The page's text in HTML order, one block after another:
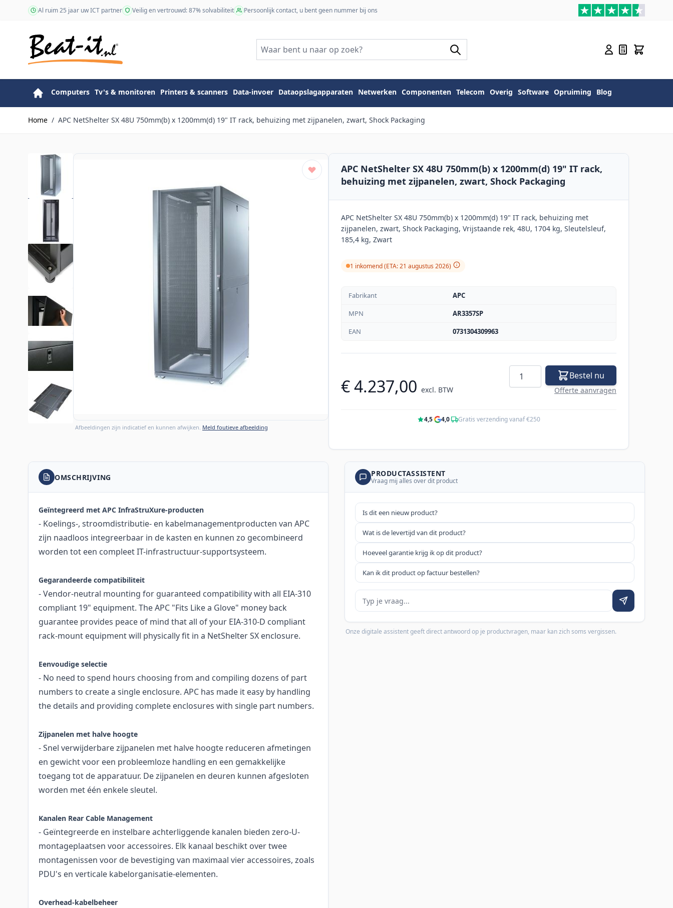
Ga naar de inhoudAl ruim 25 jaar uw ICT partner Veilig en vertrouwd: 87% solvabiliteit Persoonlijk contact, u bent geen nummer bij ons
Computers Tv's & monitoren Printers & scanners Data-invoer Dataopslagapparaten Netwerken Componenten Telecom Overig Software Opruiming Blog
Home / APC NetShelter SX 48U 750mm(b) x 1200mm(d) 19" IT rack, behuizing met zijpanelen, zwart, Shock Packaging
Afbeeldingen zijn indicatief en kunnen afwijken. Meld foutieve afbeelding
APC NetShelter SX 48U 750mm(b) x 1200mm(d) 19" IT rack,
behuizing met zijpanelen, zwart, Shock Packaging
APC NetShelter SX 48U 750mm(b) x 1200mm(d) 19" IT rack, behuizing met
zijpanelen, zwart, Shock Packaging, Vrijstaande rek, 48U, 1704 kg, Sleutelsleuf,
185,4 kg, Zwart
1 inkomend (ETA: 21 augustus 2026)
Fabrikant
APC
MPN
AR3357SP
EAN
0731304309963
€ 4.237,00 excl. BTW
Aantal Bestel nu
Offerte aanvragen
4,5· 4,0· Gratis verzending vanaf €250
OMSCHRIJVING
Geïntegreerd met APC InfraStruXure-producten
- Koelings-, stroomdistributie- en kabelmanagementproducten van APC
zijn naadloos integreerbaar in de kasten en kunnen zo gecombineerd
worden tot een compleet IT-infrastructuur-supportsysteem.
Gegarandeerde compatibiliteit
- Vendor-neutral mounting for guaranteed compatibility with all EIA-310
compliant 19" equipment. The APC "Fits Like a Glove" money back
guarantee provides peace of mind that all of your EIA-310-D compliant
rack-mount equipment will physically fit in a NetShelter SX enclosure.
Eenvoudige selectie
- No need to spend hours choosing from and compiling dozens of part
numbers to create a single enclosure. APC has made it easy by handling
the details and providing complete enclosures with single part numbers.
Zijpanelen met halve hoogte
- Snel verwijderbare zijpanelen met halve hoogte reduceren afmetingen
en gewicht voor een probleemloze handling en een gemakkelijke
toegang tot de apparatuur. De zijpanelen en deuren kunnen afgesloten
worden met één enkele sleutel.
Kanalen Rear Cable Management
- Geïntegreerde en instelbare achterliggende kanalen bieden zero-U-
montageplaatsen voor accessoires. Elk kanaal beschikt over twee
montagenissen voor de bevestiging van maximaal vier accessoires, zoals
PDU's en verticale kabelorganisatie-elementen.
Overhead-kabelbeheer
PRODUCTASSISTENT
Vraag mij alles over dit product
Is dit een nieuw product?
Wat is de levertijd van dit product?
Hoeveel garantie krijg ik op dit product?
Kan ik dit product op factuur bestellen?
Je vraag
Onze digitale assistent geeft direct antwoord op je productvragen, maar kan zich soms vergissen.